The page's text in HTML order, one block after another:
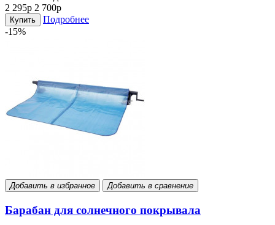
2 295р 2 700р
Купить
Подробнее
-15%
Добавить в избранное Добавить в сравнение
Барабан для солнечного покрывала